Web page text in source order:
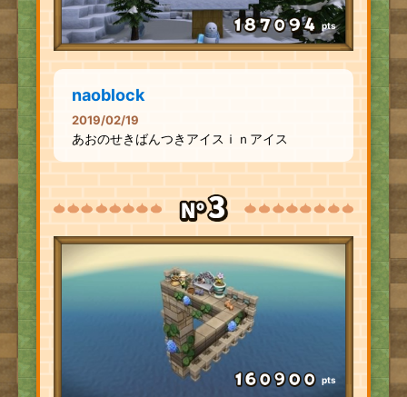
pts
naoblock
2019/02/19
あおのせきばんつきアイスｉｎアイス
pts